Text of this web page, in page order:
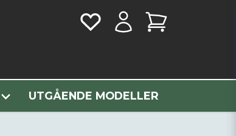
UTGÅENDE MODELLER